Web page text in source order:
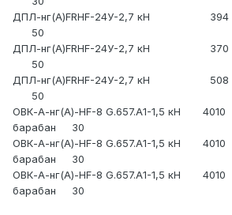
ДПЛ-нг(А)FRHF-24У-2,7
50
ДПЛ-нг(А)FRHF-24У-2,7
50
ДПЛ-нг(А)FRHF-24У-2,7
50
ОВК-А-нг(A)-HF-8 G.657.A1-1,5 кН 4010
барабан 30
ОВК-А-нг(A)-HF-8 G.657.A1-1,5 кН 4010
барабан 30
ОВК-А-нг(A)-HF-8 G.657.A1-1,5 кН 4010
барабан 30